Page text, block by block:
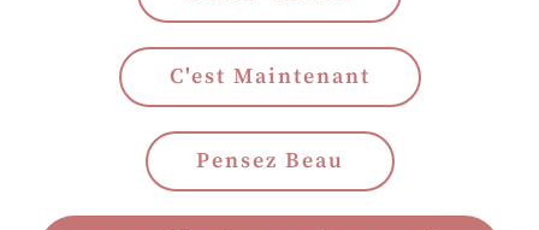
C'est Maintenant
Pensez Beau